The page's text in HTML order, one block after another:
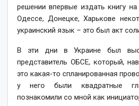
решении впервые издать книгу
Одессе, Донецке, Харькове
украинский язык – это был акт
В эти дни в Украине был
представитель ОБСЕ, который,
это какая-то спланированная
у него были квадратные
познакомили со мной как